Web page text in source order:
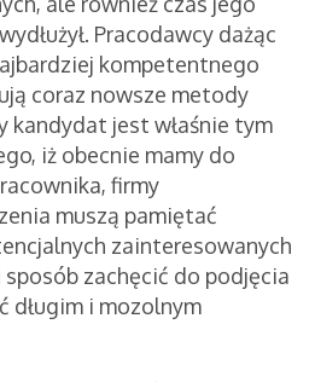
Pracodawcy dażąc
kompetentnego
coraz nowsze metody
kandydat jest właśnie tym
iż obecnie mamy do
firmy
muszą pamiętać
zainteresowanych
zachęcić do podjęcia
długim i mozolnym